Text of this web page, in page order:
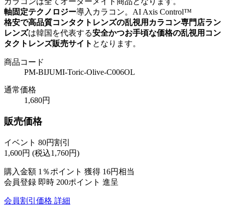
軸固定テクノロジー導入カラコン。 AI Axis Control™
格安で高品質コンタクトレンズの乱視用カラコン専門店ラン
レンズは韓国を代表する安全かつお手頃な価格の乱視用コン
タクトレンズ販売サイト となります。
商品コード
PM-BIJUMI-Toric-Olive-C006OL
通常価格
1,680円
販売価格
イベント 80円割引
1,600円 (税込1,760円)
購入金額 1％ポイント 獲得 16円相当
会員登録 即時 200ポイント 進呈
会員割引価格 詳細